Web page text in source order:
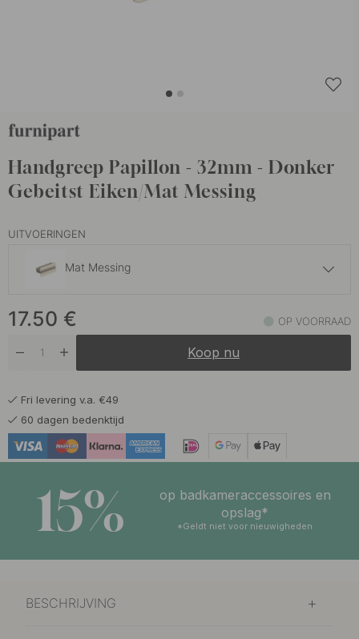
Handgreep Papillon - 32mm - Donker
Gebeitst Eiken/Mat Messing
UITVOERINGEN
Mat Messing
Roestvrije Look Op voorraad
17.50 € OP VOORRAAD
Koop nu
Fri levering v.a. €49
60 dagen bedenktijd
15%
op badkameraccessoires en
opslag*
*Geldt niet voor nieuwigheden
BESCHRIJVING